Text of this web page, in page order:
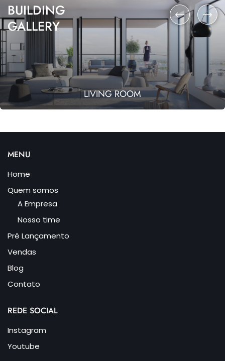
BUILDING
GALLERY
LIVING ROOM
MENU
Home
Quem somos
A Empresa
Nosso time
Pré Lançamento
Vendas
Blog
Contato
REDE SOCIAL
Instagram
Youtube